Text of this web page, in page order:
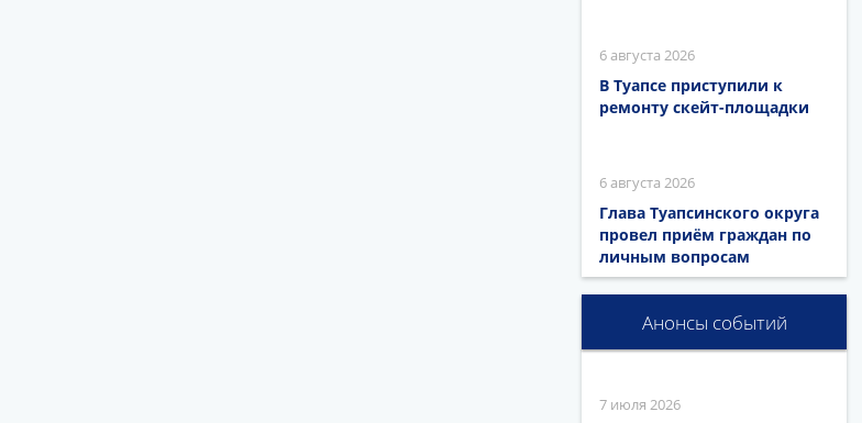
6 августа 2026
В Туапсе приступили к
ремонту скейт-площадки
6 августа 2026
Глава Туапсинского округа
провел приём граждан по
личным вопросам
Анонсы событий
7 июля 2026